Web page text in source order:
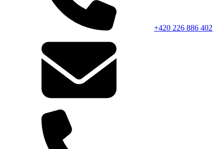
+420 226 886 402